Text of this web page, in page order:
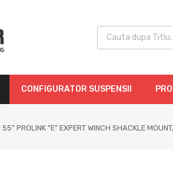
CONFIGURATOR SUSPENSII
55” PROLINK “E” EXPERT WINCH SHACKLE